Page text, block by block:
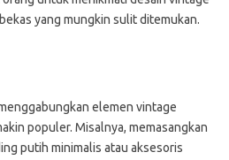
yang mungkin sulit ditemukan.
elemen vintage
populer. Misalnya, memasangkan
putih minimalis atau aksesoris